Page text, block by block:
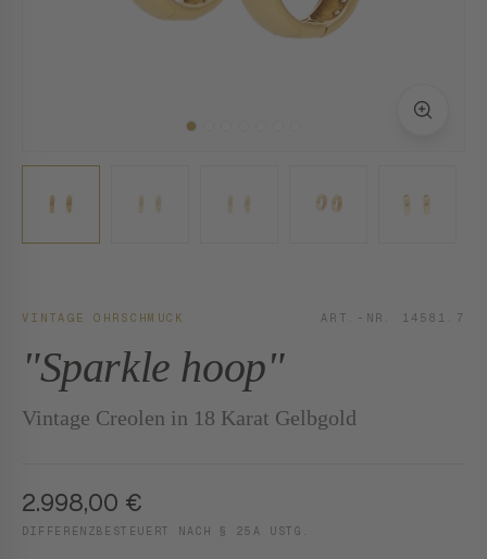
VINTAGE OHRSCHMUCK ART.-NR. 14581.7
"Sparkle hoop"
Vintage Creolen in 18 Karat Gelbgold
2.998,00 €
DIFFERENZBESTEUERT NACH § 25A USTG.